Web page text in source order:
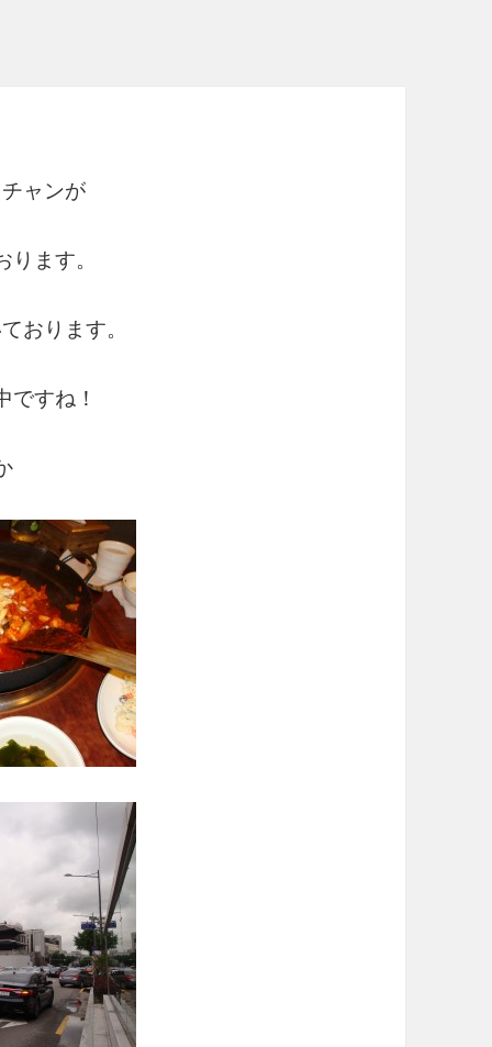
ャンが
ます。
おります。
ですね！